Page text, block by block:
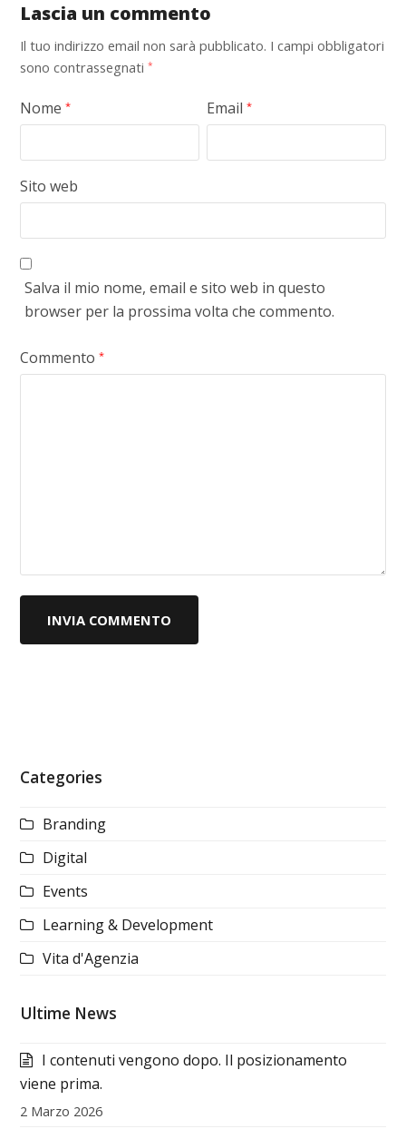
Lascia un commento
Il tuo indirizzo email non sarà pubblicato. I campi obbligatori
sono contrassegnati*
Nome* Email*
Sito web
Salva il mio nome, email e sito web in questo
browser per la prossima volta che commento.
Commento*
Categories
Branding
Digital
Events
Learning & Development
Vita d'Agenzia
Ultime News
I contenuti vengono dopo. Il posizionamento
viene prima.
2 Marzo 2026